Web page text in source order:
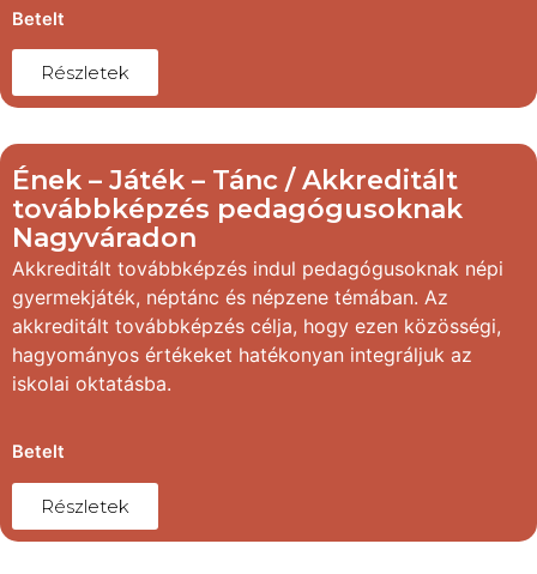
Betelt
Részletek
Ének – Játék – Tánc / Akkreditált
továbbképzés pedagógusoknak
Nagyváradon
Akkreditált továbbképzés indul pedagógusoknak népi
gyermekjáték, néptánc és népzene témában. Az
akkreditált továbbképzés célja, hogy ezen közösségi,
hagyományos értékeket hatékonyan integráljuk az
iskolai oktatásba.
Betelt
Részletek